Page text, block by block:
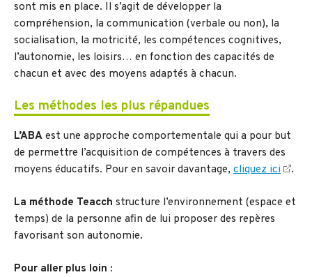
sont mis en place. Il s’agit de développer la
compréhension, la communication (verbale ou non), la
socialisation, la motricité, les compétences cognitives,
l’autonomie, les loisirs… en fonction des capacités de
chacun et avec des moyens adaptés à chacun.
Les méthodes les plus répandues
L’ABA est une approche comportementale qui a pour but
de permettre l’acquisition de compétences à travers des
moyens éducatifs. Pour en savoir davantage, cliquez ici .
La méthode Teacch structure l’environnement (espace et
temps) de la personne afin de lui proposer des repères
favorisant son autonomie.
Pour aller plus loin :